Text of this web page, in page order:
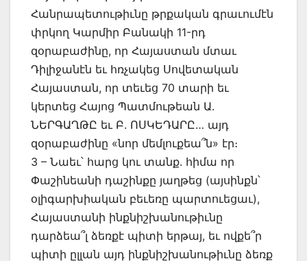
Հանրապետութիւնը թրքական գրաւումէն
փրկող Կարմիր Բանակի 11-րդ
զօրաբաժինը, որ Հայաստան մտաւ
Դիլիջանէն եւ հռչակեց Սովետական
Հայաստան, որ տեւեց 70 տարի եւ
կերտեց Հայոց Պատմութեան Ա.
ՆԵՐԳԱՂԹԸ եւ Բ. ՈՍԿԵԴԱՐԸ… այդ
զօրաբաժինը «նոր մեմլուքեա՞ն» էր։
3 – Նաեւ՝ հարց կու տանք. հիմա որ
Փաշինեանի դաշինքը յաղթեց (այսինքն՝
օլիգարխիական բեւեռը պարտուեցաւ),
Հայաստանի ինքնիշխանութիւնը
դարձեա՞լ ձեռքէ պիտի երթայ, եւ ովքե՞ր
պիտի ըլլան այդ ինքնիշխանութիւնը ձեռք